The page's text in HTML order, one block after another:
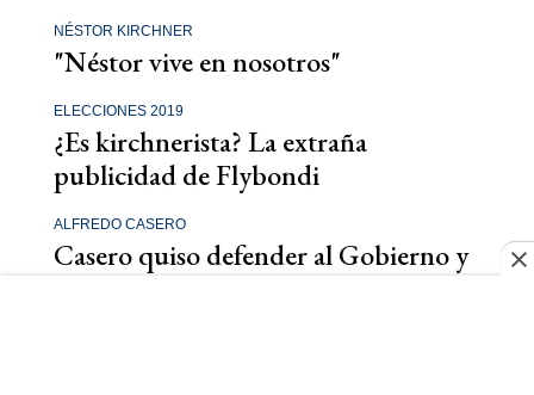
NÉSTOR KIRCHNER
"Néstor vive en nosotros"
ELECCIONES 2019
¿Es kirchnerista? La extraña
publicidad de Flybondi
ALFREDO CASERO
Casero quiso defender al Gobierno y